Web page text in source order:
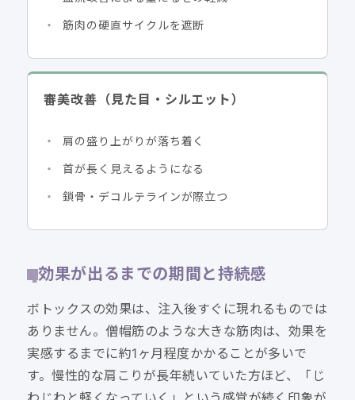
筋肉の硬直サイクルを遮断
審美改善（見た目・シルエット）
肩の盛り上がりが落ち着く
首が長く見えるようになる
鎖骨・デコルテラインが際立つ
効果が出るまでの期間と持続感
ボトックスの効果は、注入後すぐに現れるものでは
ありません。僧帽筋のような大きな筋肉は、効果を
実感するまでに約1ヶ月程度かかることが多いで
す。慢性的な肩こりが長年続いていた方ほど、「じ